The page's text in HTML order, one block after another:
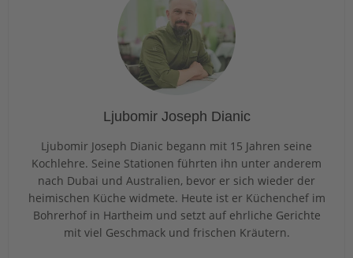
Ljubomir Joseph Dianic
Ljubomir Joseph Dianic begann mit 15 Jahren seine
Kochlehre. Seine Stationen führten ihn unter anderem
nach Dubai und Australien, bevor er sich wieder der
heimischen Küche widmete. Heute ist er Küchenchef im
Bohrerhof in Hartheim und setzt auf ehrliche Gerichte
mit viel Geschmack und frischen Kräutern.